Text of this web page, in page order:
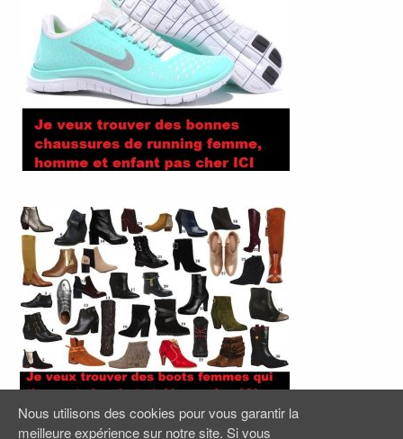
Nous utilisons des cookies pour vous garantir la
meilleure expérience sur notre site. Si vous